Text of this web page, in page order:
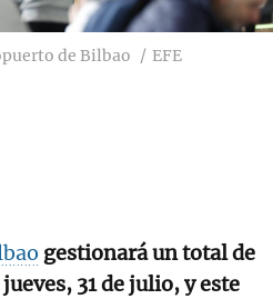
de Bilbao EFE
gestionará un total de
31 de julio, y este